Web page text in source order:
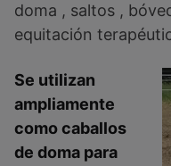
doma , saltos ,
equitación
Se utilizan
ampliamente
como caballos
de doma para